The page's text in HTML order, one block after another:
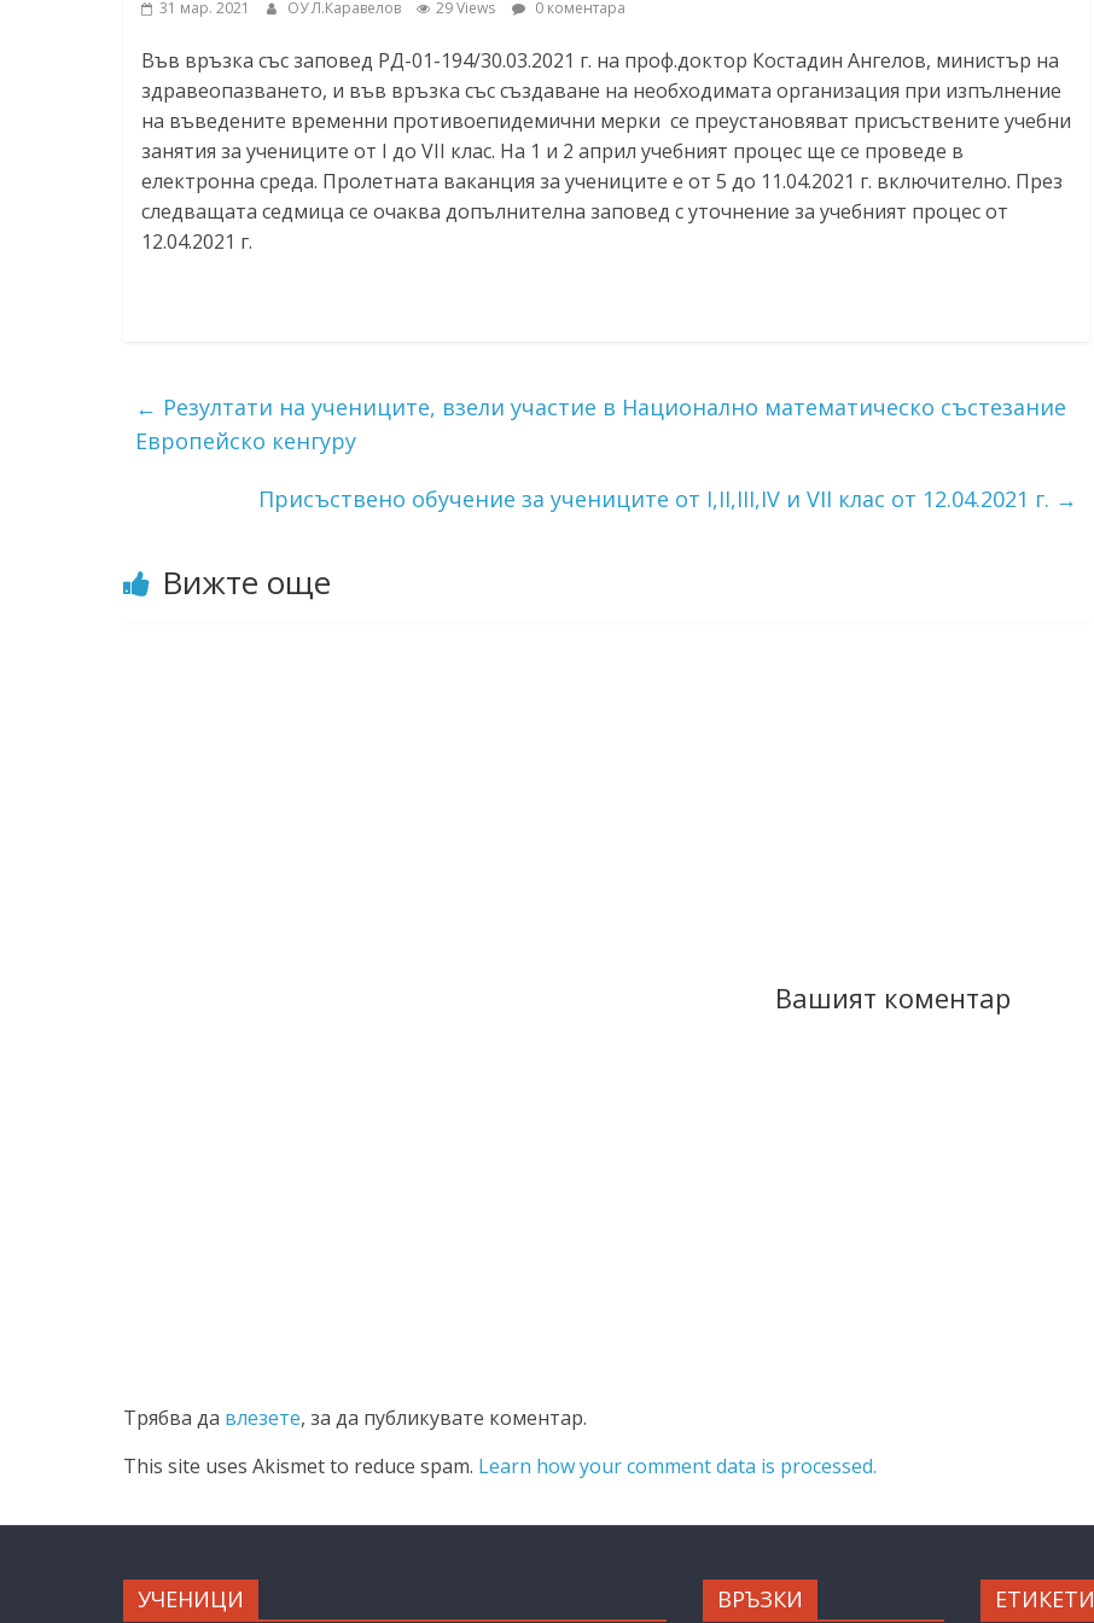
ресурси (ЦРЧР)
31 мар. 2021 ОУ Л.Каравелов 29 Views 0 коментара
Във връзка със заповед РД-01-194/30.03.2021 г. на проф.доктор Костадин Ангелов, министър на
здравеопазването, и във връзка със създаване на необходимата организация при изпълнение
на въведените временни противоепидемични мерки се преустановяват присъствените учебни
занятия за учениците от I до VII клас. На 1 и 2 април учебният процес ще се проведе в
електронна среда. Пролетната ваканция за учениците е от 5 до 11.04.2021 г. включително. През
следващата седмица се очаква допълнителна заповед с уточнение за учебният процес от
12.04.2021 г.
← Резултати на учениците, взели участие в Национално математическо състезание
Европейско кенгуру
Присъствено обучение за учениците от I,II,III,IV и VII клас от 12.04.2021 г. →
Вижте още
Вашият коментар
Трябва да влезете, за да публикувате коментар.
This site uses Akismet to reduce spam. Learn how your comment data is processed.
УЧЕНИЦИ ВРЪЗКИ ЕТИКЕТИ